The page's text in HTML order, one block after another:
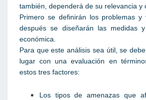
también, dependerá de su relevancia y
Primero se definirán los problemas y
después se diseñarán las medidas
económica.
Para que este análisis sea útil, se
lugar con una evaluación en
estos tres factores:
Los tipos de amenazas que